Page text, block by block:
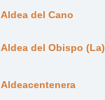
Aldea del Cano
Aldea del Obispo (La)
Aldeacentenera